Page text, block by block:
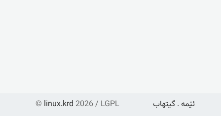
© linux.krd 2026 / LGPL ئێمە . گیتهاب